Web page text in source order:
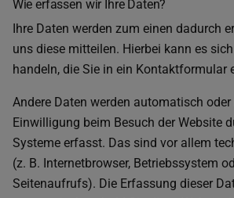
Wie erfassen wir Ihre Daten?
Ihre Daten werden zum einen dadurch
uns diese mitteilen. Hierbei kann es
handeln, die Sie in ein Kontaktformular
Andere Daten werden automatisch oder
Einwilligung beim Besuch der Website
Systeme erfasst. Das sind vor allem
(z. B. Internetbrowser, Betriebssystem
Seitenaufrufs). Die Erfassung dieser